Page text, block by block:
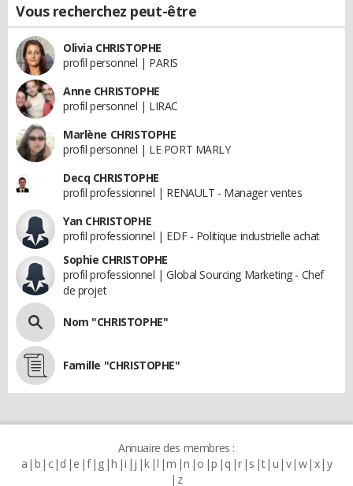
Vous recherchez peut-être
Olivia CHRISTOPHE
profil personnel | PARIS
Anne CHRISTOPHE
profil personnel | LIRAC
Marlène CHRISTOPHE
profil personnel | LE PORT MARLY
Decq CHRISTOPHE
profil professionnel | RENAULT - Manager ventes
Yan CHRISTOPHE
profil professionnel | EDF - Politique industrielle achat
Sophie CHRISTOPHE
profil professionnel | Global Sourcing Marketing - Chef
de projet
Nom "CHRISTOPHE"
Famille "CHRISTOPHE"
Annuaire des membres :
a b c d e f g h i j k l m n o p q r s t u v w x y
z